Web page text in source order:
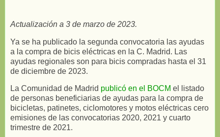
Actualización a 3 de marzo de 2023.
Ya se ha publicado la segunda convocatoria las ayudas
a la compra de bicis eléctricas en la C. Madrid. Las
ayudas regionales son para bicis compradas hasta el 31
de diciembre de 2023.
La Comunidad de Madrid publicó en el BOCM el listado
de personas beneficiarias de ayudas para la compra de
bicicletas, patinetes, ciclomotores y motos eléctricas cero
emisiones de las convocatorias 2020, 2021 y cuarto
trimestre de 2021.